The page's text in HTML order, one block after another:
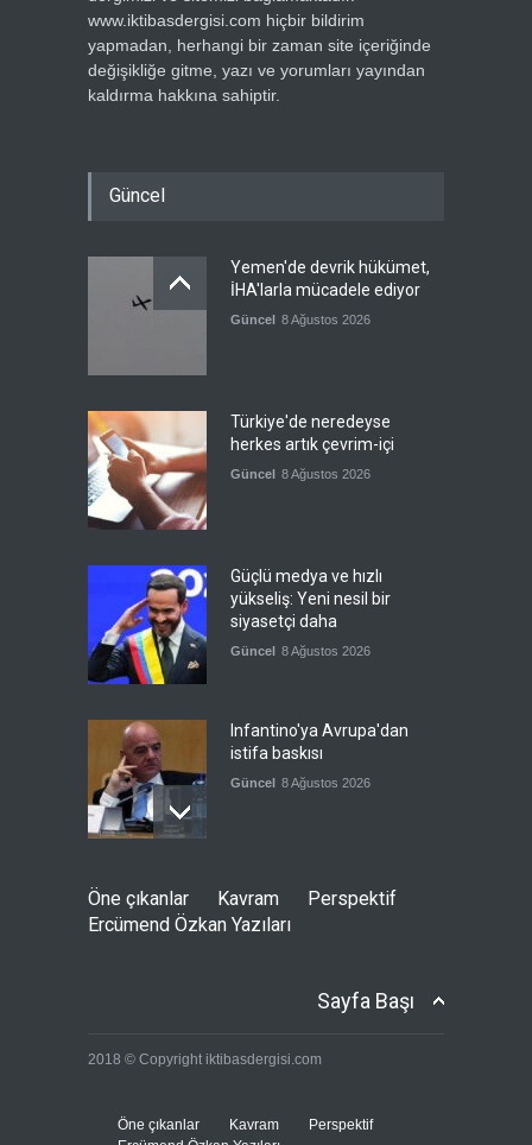
www.iktibasdergisi.com hiçbir bildirim
yapmadan, herhangi bir zaman site içeriğinde
değişikliğe gitme, yazı ve yorumları yayından
kaldırma hakkına sahiptir.
Güncel
Yemen'de devrik hükümet,
İHA'larla mücadele ediyor
Güncel 8 Ağustos 2026
Türkiye'de neredeyse
herkes artık çevrim-içi
Güncel 8 Ağustos 2026
Güçlü medya ve hızlı
yükseliş: Yeni nesil bir
siyasetçi daha
Güncel 8 Ağustos 2026
Infantino'ya Avrupa'dan
istifa baskısı
Güncel 8 Ağustos 2026
Kolombiya, solcu Petro'nun
yerine aşırı sağcı Espriella'yı
getirdi
Mekke Anlaşmasını övdü
Öne çıkanlar Kavram
Perspektif
Ercümend Özkan Yazıları
Sayfa Başı
2018 © Copyright iktibasdergisi.com
Öne çıkanlar Kavram
Perspektif